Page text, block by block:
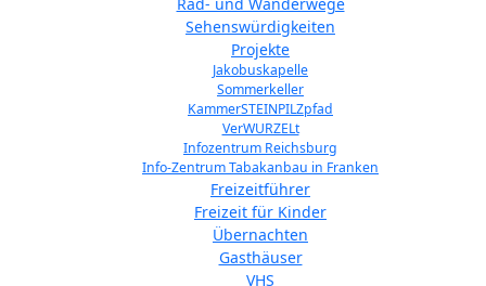
Rad- und Wanderwege
Sehenswürdigkeiten
Projekte
Jakobuskapelle
Sommerkeller
KammerSTEINPILZpfad
VerWURZELt
Infozentrum Reichsburg
Info-Zentrum Tabakanbau in Franken
Freizeitführer
Freizeit für Kinder
Übernachten
Gasthäuser
VHS